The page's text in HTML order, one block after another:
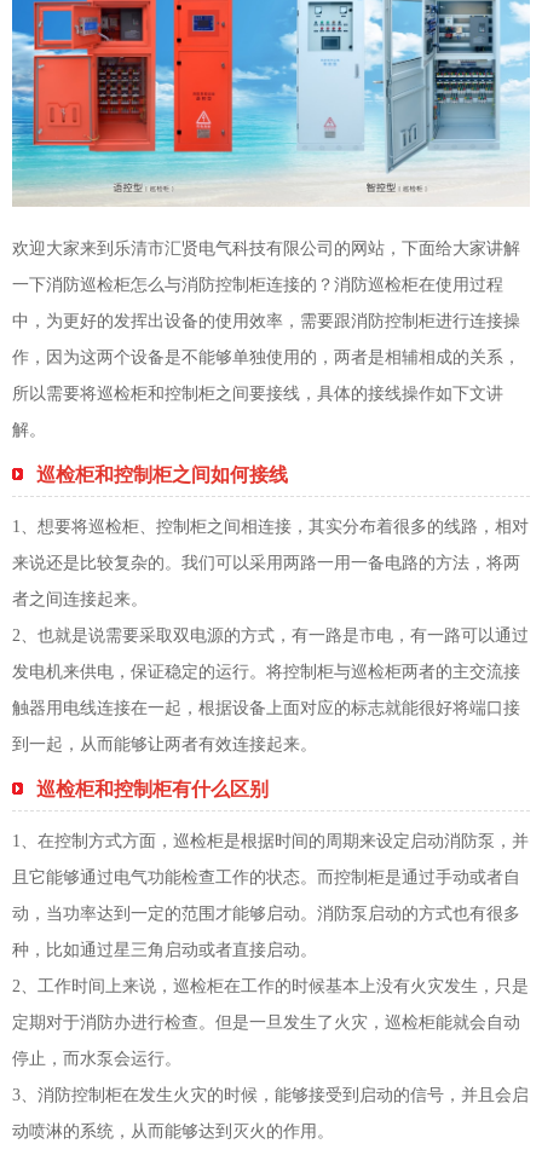
欢迎大家来到乐清市汇贤电气科技有限公司的网站，下面给大家讲解
一下消防巡检柜怎么与消防控制柜连接的？消防巡检柜在使用过程
中，为更好的发挥出设备的使用效率，需要跟消防控制柜进行连接操
作，因为这两个设备是不能够单独使用的，两者是相辅相成的关系，
所以需要将巡检柜和控制柜之间要接线，具体的接线操作如下文讲
解。
巡检柜和控制柜之间如何接线
1、想要将巡检柜、控制柜之间相连接，其实分布着很多的线路，相对
来说还是比较复杂的。我们可以采用两路一用一备电路的方法，将两
者之间连接起来。
2、也就是说需要采取双电源的方式，有一路是市电，有一路可以通过
发电机来供电，保证稳定的运行。将控制柜与巡检柜两者的主交流接
触器用电线连接在一起，根据设备上面对应的标志就能很好将端口接
到一起，从而能够让两者有效连接起来。
巡检柜和控制柜有什么区别
1、在控制方式方面，巡检柜是根据时间的周期来设定启动消防泵，并
且它能够通过电气功能检查工作的状态。而控制柜是通过手动或者自
动，当功率达到一定的范围才能够启动。消防泵启动的方式也有很多
种，比如通过星三角启动或者直接启动。
2、工作时间上来说，巡检柜在工作的时候基本上没有火灾发生，只是
定期对于消防办进行检查。但是一旦发生了火灾，巡检柜能就会自动
停止，而水泵会运行。
3、消防控制柜在发生火灾的时候，能够接受到启动的信号，并且会启
动喷淋的系统，从而能够达到灭火的作用。